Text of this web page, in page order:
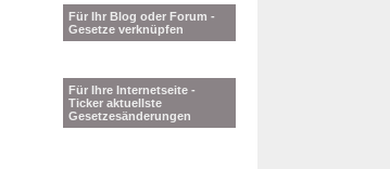
Für Ihr Blog oder Forum -
Gesetze verknüpfen
Für Ihre Internetseite -
Ticker aktuellste
Gesetzesänderungen